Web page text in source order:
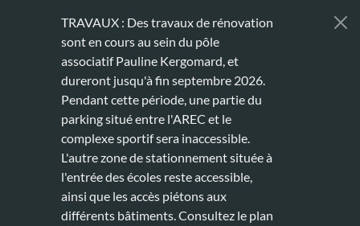
TRAVAUX : Des travaux de rénovation
sont en cours au sein du pôle
associatif Pauline Kergomard, et
dureront jusqu'à fin septembre 2026.
Pendant cette période, une partie du
parking situé entre l'AREC et le
complexe sportif sera inaccessible.
L'autre zone de stationnement située à
l'entrée des écoles reste accessible,
ainsi que les accès piétons aux
différents bâtiments. Consultez le plan